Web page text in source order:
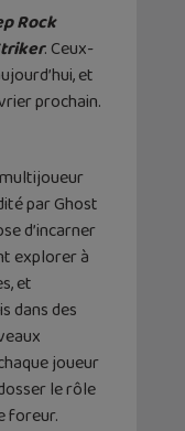
Rock
. Ceux-
et
prochain.
par Ghost
d’incarner
explorer à
et
dans des
joueur
le rôle
foreur.